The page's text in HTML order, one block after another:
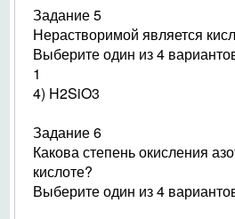
Задание 5
Нерастворимой является
Выберите один из 4
1
4) H2SiO3
Задание 6
Какова степень окисления
кислоте?
Выберите один из 4